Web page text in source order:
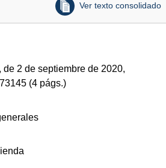
Ver texto consolidado
de 2 de septiembre de 2020,
(4 págs.)